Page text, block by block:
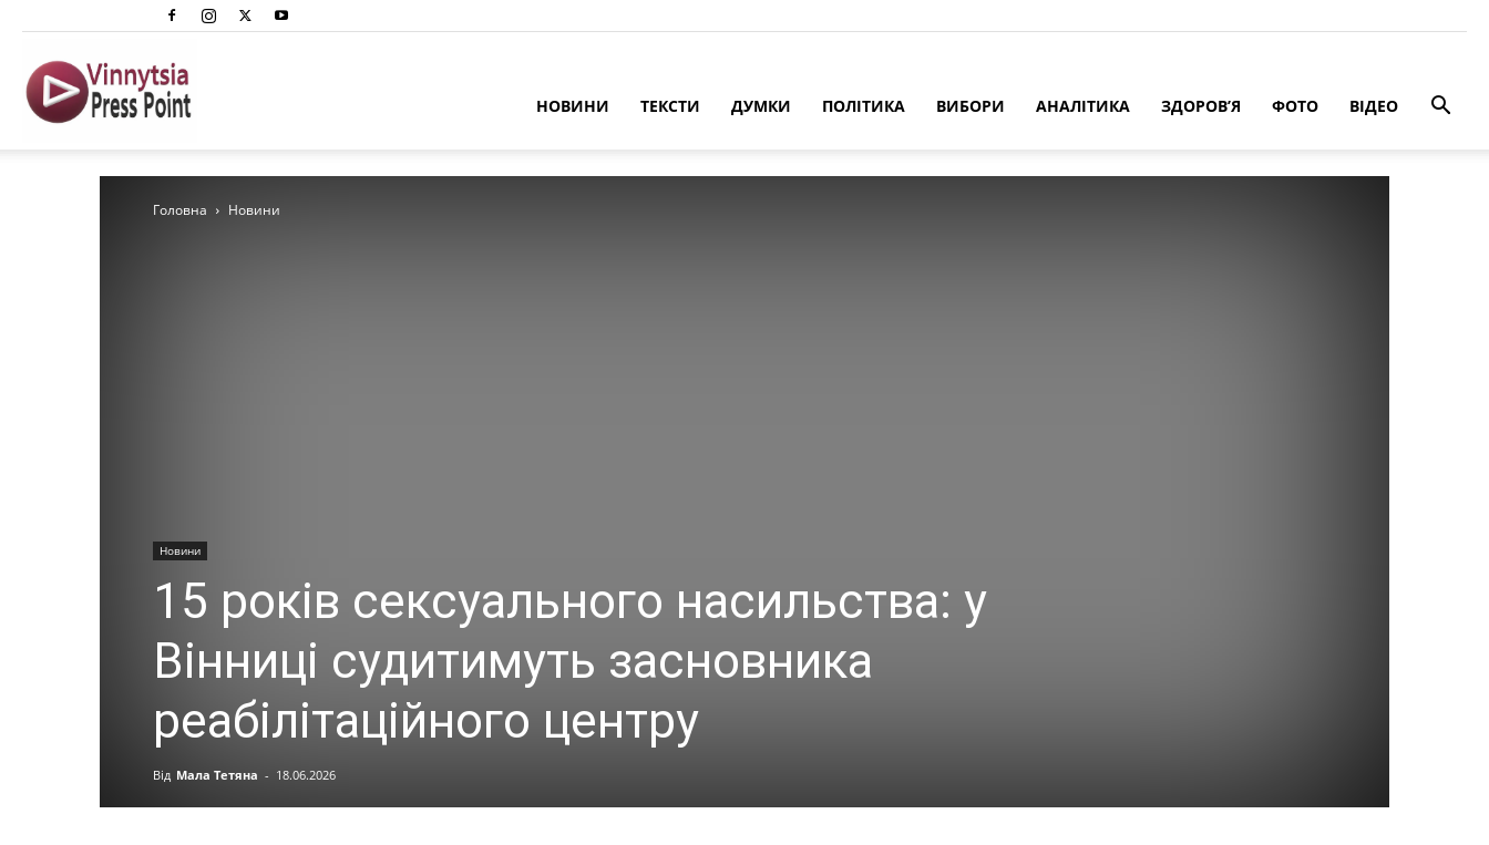
Преспоінт
НОВИНИ ТЕКСТИ ДУМКИ ПОЛІТИКА ВИБОРИ АНАЛІТИКА ЗДОРОВ’Я ФОТО ВІДЕО
Головна Новини
Новини
15 років сексуального насильства: у
Вінниці судитимуть засновника
реабілітаційного центру
Від Мала Тетяна - 18.06.2026